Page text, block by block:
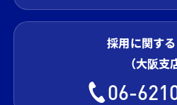
採用に関す
（大阪支
06-